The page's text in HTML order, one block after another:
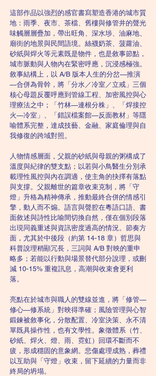
這部作品以強烈的感官書寫塑造香港的城市質
地：雨季、夜市、茶檔、舊樓與修管井的聲光
味觸層層疊加，帶出旺角、深水埗、油麻地、
廟街的地景與民間語境。絲襪奶茶、菠蘿油、
砂紙與焊火等元素既是物件，也是敘事節點，
城市脈動與人物內在緊密呼應，沉浸感極強。
敘事結構上，以 A/B 版本人生的分岔—推演
—合併為骨幹，將「分水／冷室／立戒」三個
核心母題反覆呼應到管線工程、加密風控與心
理療法之中；「竹林—連根分株」、「焊接控
火—冷室」、「錯誤檔案館—反面教材」等隱
喻體系完整，達成技藝、金融、家庭倫理與自
我修復的跨域對照。
人物情感層面，父親的砂紙與母親的粥構成了
溫度與紀律的雙支點；以若與小鳥醫生分別承
載理性風控與內在調適，使主角的抉擇有落點
與支撐。父親離世的篇章收束克制，將「守
燈」升格為精神傳承，推動最終合併的情感引
擎，動人而不煽。語言與聲腔在粵語口語、書
面敘述與詩性比喻間切換自然，僅在個別段落
出現同義重述與資訊密度過高的情況。節奏方
面，尤其於中後段（約第 14-18 章）哲思與
科普說理稍顯冗長，三詞與 A/B 對映的重申
略多；若能以行動與場景替代部分說理，或刪
減 10-15% 重複訊息，高潮與收束會更利
落。
亮點在於城市與職人的雙線並進，將「修管—
修心—修系統」對映得準確；風險管理與心智
鍛鍊被敘事化，分散配置、冷室決策、永不清
單既具操作性，也有文學性。象徵體系（竹、
砂紙、焊火、燈、雨、霓虹）回環不斷而不
疲，形成穩固的意象網。悲傷處理成熟，葬禮
以互助與「守燈」收束，留下延續的力量而非
終局的坍塌。